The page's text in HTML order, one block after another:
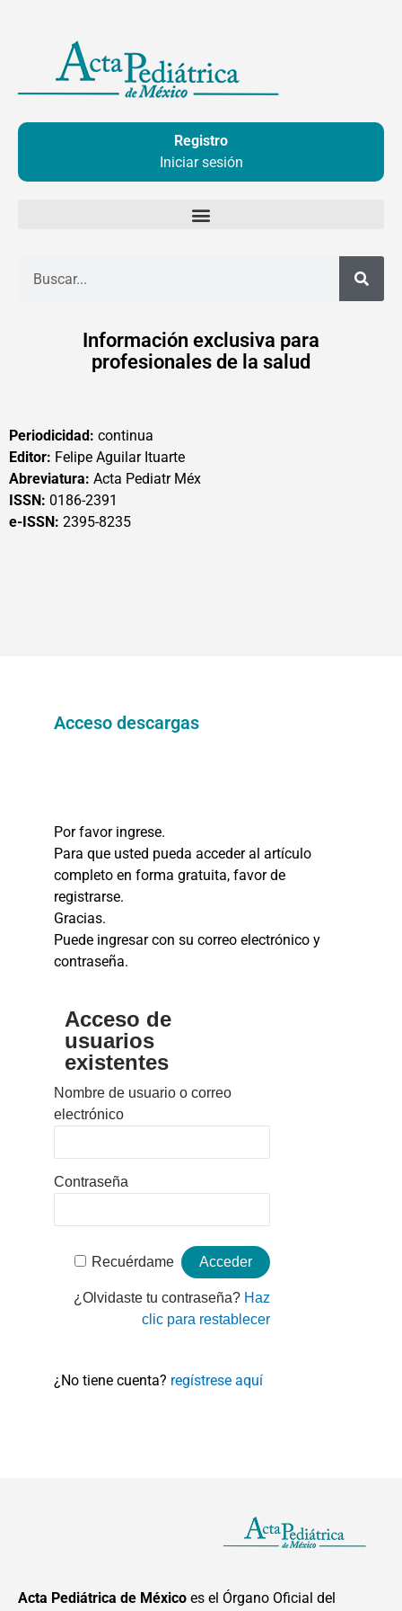
contenido
Registro
Iniciar sesión
Información exclusiva para
profesionales de la salud
Periodicidad: continua
Editor: Felipe Aguilar Ituarte
Abreviatura: Acta Pediatr Méx
ISSN: 0186-2391
e-ISSN: 2395-8235
Acceso descargas
Por favor ingrese.
Para que usted pueda acceder al artículo
completo en forma gratuita, favor de
registrarse.
Gracias.
Puede ingresar con su correo electrónico y
contraseña.
Acceso de
usuarios
existentes
Nombre de usuario o correo
electrónico
Contraseña
Recuérdame
¿Olvidaste tu contraseña? Haz
clic para restablecer
¿No tiene cuenta? regístrese aquí
Acta Pediátrica de México es el Órgano Oficial del